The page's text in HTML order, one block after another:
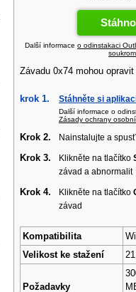
Další informace o odinstakaci
Závadu 0x74 mohou
krok 1. Stáhněte si
Další informace o
Zásady ochrany
Krok 2. Nainstalujte a
Krok 3. Klikněte na tlačítko
závad a abnormalit
Krok 4. Klikněte na tlačítko
závad
Kompatibilita
Velikost ke stažení
Požadavky